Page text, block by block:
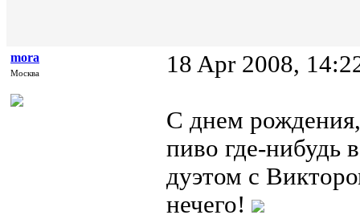
mora
Москва 18 Apr 2008,
С днем
пиво где-нибудь
дуэтом с
нечего!